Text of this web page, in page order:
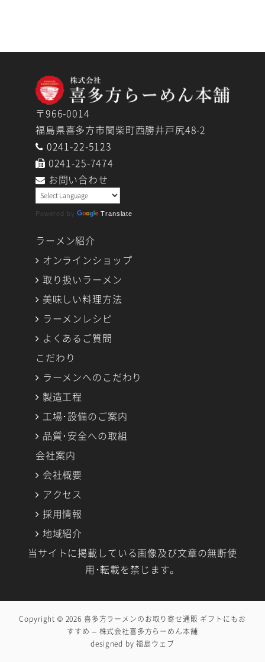
〒966-0014
福島県喜多方市関柴町西勝井戸尻48-2
0241-22-5123
0241-25-7474
お問い合わせ
Powered by Translate
ラーメン紹介
オンラインショップ
取り扱いラーメン
美味しい料理方法
ラーメンレシピ
よくあるご質問
こだわり
ラーメンへのこだわり
製造工程
工場･設備のご案内
品質･安全への取組
会社案内
会社概要
アクセス
採用情報
地域紹介
当サイトに掲載している画像及び文章の無断使
用･転載を禁じます。
Copyright © 2026 喜多方ラーメンのお取り寄せ通販 ギフトにもお
すすめ – 株式会社喜多方らーめん本舗
designed by福島ウェブ